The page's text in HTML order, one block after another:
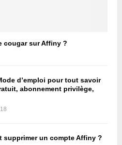
cougar sur Affiny ?
d’emploi pour tout savoir
abonnement privilège,
supprimer un compte Affiny ?